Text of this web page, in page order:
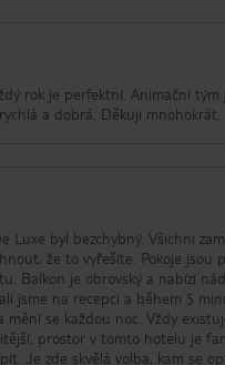
rok je perfektní. Animační
a dobrá. Děkuji mnohokrát.
Luxe byl bezchybný. Všichni
a mají veškerá zařízení, která
Balkon je obrovský a nabízí
jsme na recepci a během 5
zde skvělá volba, kam se